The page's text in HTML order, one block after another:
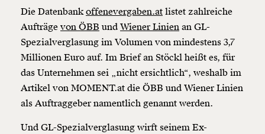
Die Datenbankoffenevergaben.at listet zahlreiche
Aufträge von ÖBB und Wiener Linien an GL-
Spezialverglasung im Volumen von mindestens 3,7
Millionen Euro auf. Im Brief an Stöckl heißt es, für
das Unternehmen sei „nicht ersichtlich“, weshalb im
Artikel von MOMENT.at die ÖBB und Wiener Linien
als Auftraggeber namentlich genannt werden.
Und GL-Spezialverglasung wirft seinem Ex-